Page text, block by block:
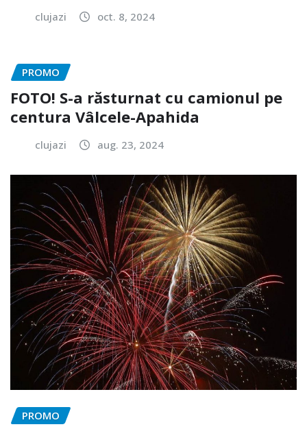
clujazi oct. 8, 2024
PROMO
FOTO! S-a răsturnat cu camionul pe
centura Vâlcele-Apahida
clujazi aug. 23, 2024
PROMO